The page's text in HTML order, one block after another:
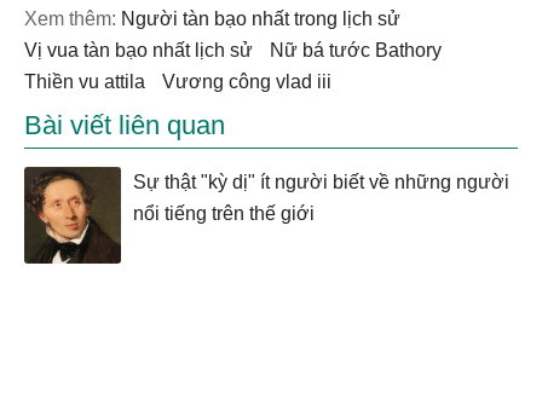
Xem thêm:
người tàn bạo nhất trong lịch sử
vị vua tàn bạo nhất lịch sử
Nữ bá tước Bathory
thiền vu attila
vương công vlad iii
Bài viết liên quan
Sự thật "kỳ dị" ít người biết về những người
nổi tiếng trên thế giới